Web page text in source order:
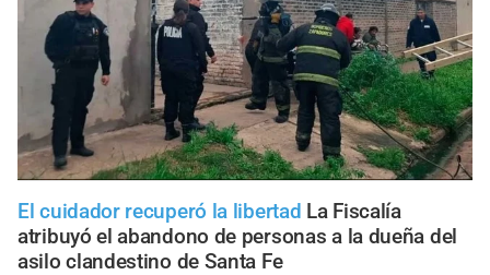
El cuidador recuperó la libertad La Fiscalía
atribuyó el abandono de personas a la dueña del
asilo clandestino de Santa Fe